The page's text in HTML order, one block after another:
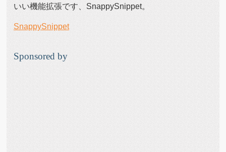
いい機能拡張です、SnappySnippet。
SnappySnippet
Sponsored by